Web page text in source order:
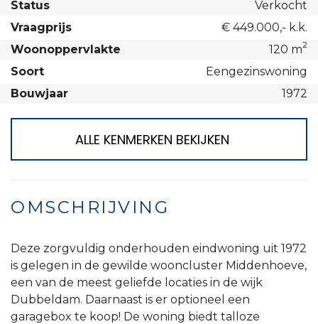
Status
Verkocht
Vraagprijs
€ 449.000,- k.k.
Woonoppervlakte
120 m2
Soort
Eengezinswoning
Bouwjaar
1972
ALLE KENMERKEN BEKIJKEN
OMSCHRIJVING
Deze zorgvuldig onderhouden eindwoning uit 1972
is gelegen in de gewilde wooncluster Middenhoeve,
een van de meest geliefde locaties in de wijk
Dubbeldam. Daarnaast is er optioneel een
garagebox te koop! De woning biedt talloze